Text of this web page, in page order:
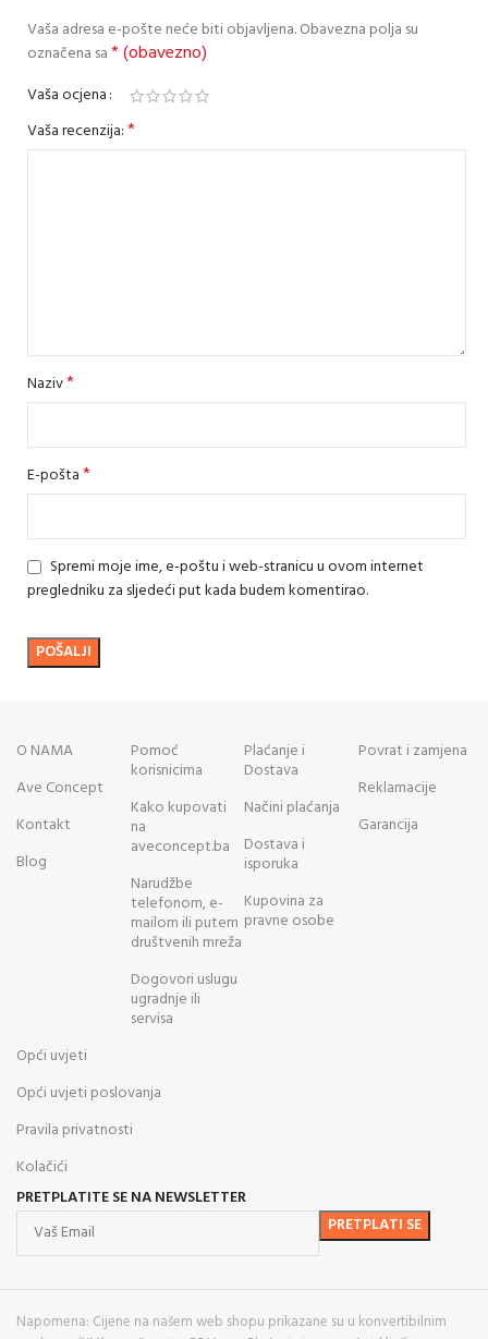
Vaša adresa e-pošte neće biti objavljena.Obavezna polja su
označena sa* (obavezno)
Vaša ocjena
Vaša recenzija:*
Naziv*
E-pošta*
Spremi moje ime, e-poštu i web-stranicu u ovom internet
pregledniku za sljedeći put kada budem komentirao.
O NAMA
Ave Concept
Kontakt
Blog
Pomoć
korisnicima
Kako kupovati
na
aveconcept.ba
Narudžbe
telefonom, e-
mailom ili putem
društvenih mreža
Dogovori uslugu
ugradnje ili
servisa
Plaćanje i
Dostava
Načini plaćanja
Dostava i
isporuka
Kupovina za
pravne osobe
Povrat i zamjena
Reklamacije
Garancija
Opći uvjeti
Opći uvjeti poslovanja
Pravila privatnosti
Kolačići
PRETPLATITE SE NA NEWSLETTER
Napomena: Cijene na našem web shopu prikazane su u konvertibilnim